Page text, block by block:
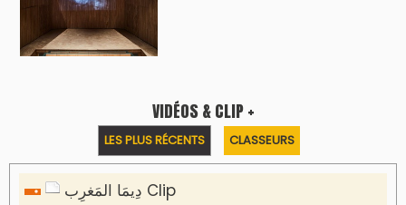
VIDÉOS & CLIP +
LES PLUS RÉCENTS CLASSEURS
دِيمَا المَغرِب Clip